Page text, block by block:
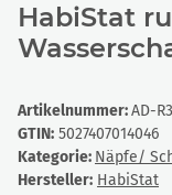
HabiStat
Artikelnummer:AD-
GTIN: 5027407014046
Kategorie: Näpfe/
Hersteller: HabiStat